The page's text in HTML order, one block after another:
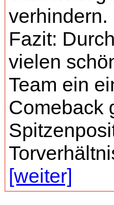
verhindern.
Fazit:
vielen
Team ein
Comeback
[weiter]